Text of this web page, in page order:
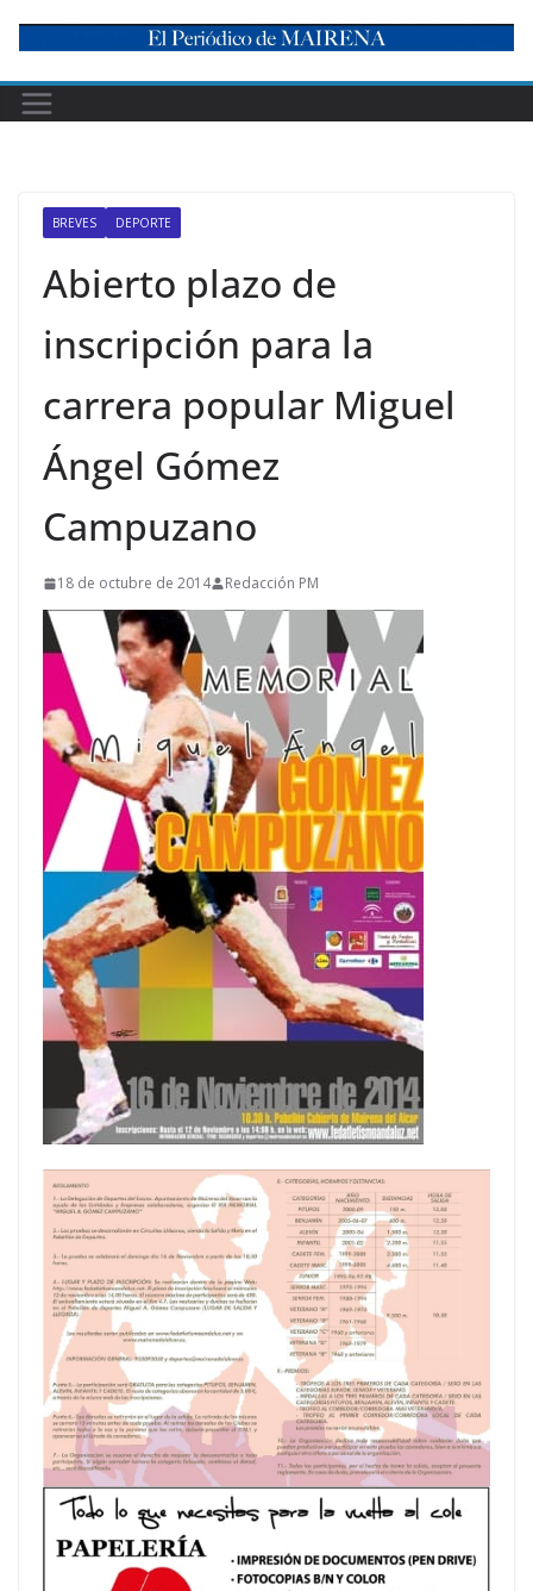
content
BREVES DEPORTE
Abierto plazo de
inscripción para la
carrera popular Miguel
Ángel Gómez
Campuzano
18 de octubre de 2014 Redacción PM